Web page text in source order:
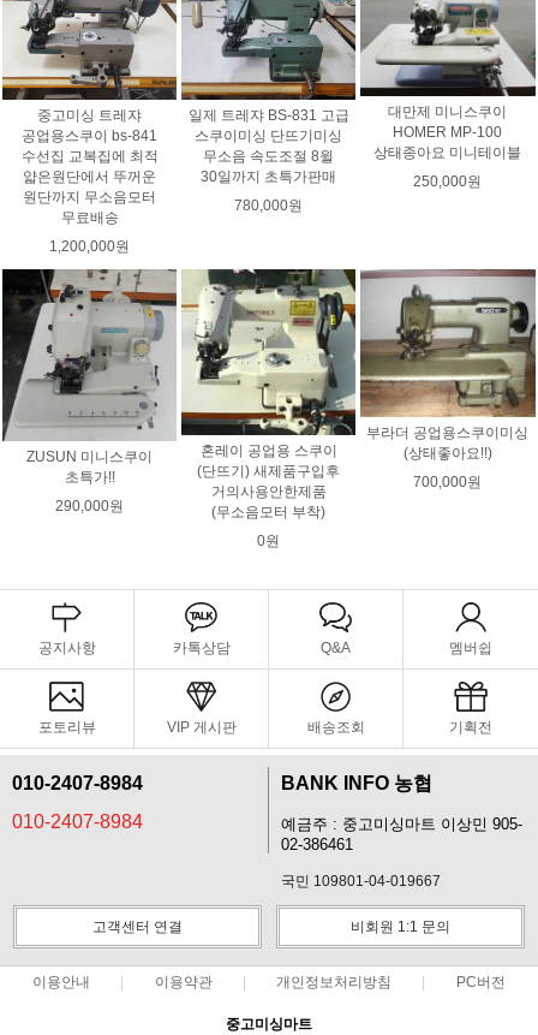
중고미싱 트레쟈
공업용스쿠이 bs-841
수선집 교복집에 최적
얇은원단에서 뚜꺼운
원단까지 무소음모터
무료배송
1,200,000원
일제 트레쟈 BS-831 고급
스쿠이미싱 단뜨기미싱
무소음 속도조절 8윌
30일까지 초특가판매
780,000원
대만제 미니스쿠이
HOMER MP-100
상태종아요 미니테이블
250,000원
ZUSUN 미니스쿠이
초특가!!
290,000원
혼레이 공업용 스쿠이
(단뜨기) 새제품구입후
거의사용안한제품
(무소음모터 부착)
0원
부라더 공업용스쿠이미싱
(상태좋아요!!)
700,000원
공지사항 카톡상담 Q&A 멤버쉽
포토리뷰 VIP 게시판 배송조회 기획전
010-2407-8984
010-2407-8984
BANK INFO 농협
예금주 : 중고미싱마트 이상민 905-
02-386461
국민 109801-04-019667
고객센터 연결 비회원 1:1 문의
이용안내 이용약관 개인정보처리방침 PC버전
중고미싱마트